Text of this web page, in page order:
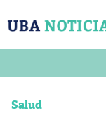
Salud